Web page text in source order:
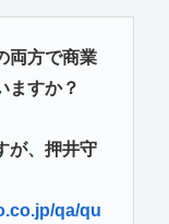
両方で商業
ますか？
が、押井守
qa/qu